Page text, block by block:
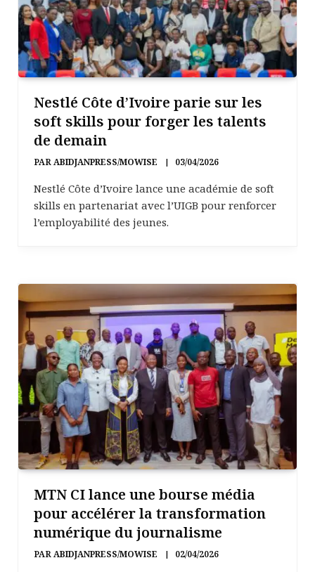
Nestlé Côte d’Ivoire parie sur les
soft skills pour forger les talents
de demain
PARABIDJANPRESS/MOWISE 03/04/2026
Nestlé Côte d’Ivoire lance une académie de soft
skills en partenariat avec l’UIGB pour renforcer
l’employabilité des jeunes.
MTN CI lance une bourse média
pour accélérer la transformation
numérique du journalisme
PARABIDJANPRESS/MOWISE 02/04/2026